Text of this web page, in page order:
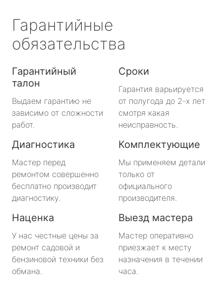
Гарантийные
обязательства
Гарантийный
талон
Выдаем гарантию не
зависимо от сложности
работ.
Сроки
Гарантия варьируется
от полугода до 2-х лет
смотря какая
неисправность.
Диагностика
Мастер перед
ремонтом совершенно
бесплатно производит
диагностику.
Комплектующие
Мы применяем детали
только от
официального
производителя.
Наценка
У нас честные цены за
ремонт садовой и
бензиновой техники без
обмана.
Выезд мастера
Мастер оперативно
приезжает к месту
назначения в течении
часа.